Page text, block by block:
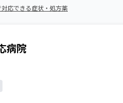
応できる症状・処方薬
病院